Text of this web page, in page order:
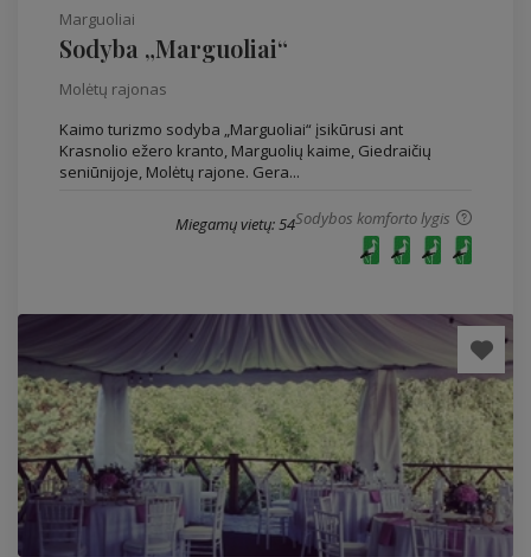
Marguoliai
Sodyba „Marguoliai“
Molėtų rajonas
Kaimo turizmo sodyba „Marguoliai“ įsikūrusi ant
Krasnolio ežero kranto, Marguolių kaime, Giedraičių
seniūnijoje, Molėtų rajone. Gera...
Sodybos komforto lygis
Miegamų vietų: 54